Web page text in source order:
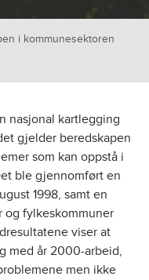
i kommunesektoren
nasjonal kartlegging
gjelder beredskapen
som kan oppstå i
ble gjennomført en
1998, samt en
og fylkeskommuner
viser at
med år 2000-arbeid,
men ikke